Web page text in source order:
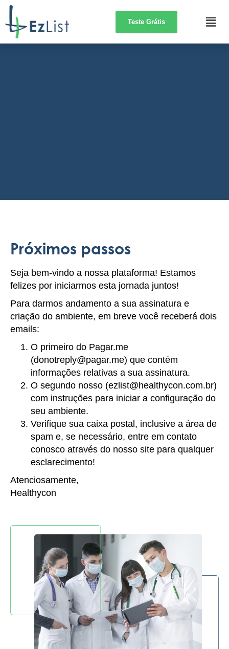
Teste Grátis
Próximos passos
Seja bem-vindo a nossa plataforma! Estamos
felizes por iniciarmos esta jornada juntos!
Para darmos andamento a sua assinatura e
criação do ambiente, em breve você receberá dois
emails:
O primeiro do Pagar.me
(donotreply@pagar.me) que contém
informações relativas a sua assinatura.
O segundo nosso (ezlist@healthycon.com.br)
com instruções para iniciar a configuração do
seu ambiente.
Verifique sua caixa postal, inclusive a área de
spam e, se necessário, entre em contato
conosco através do nosso site para qualquer
esclarecimento!
Atenciosamente,
Healthycon